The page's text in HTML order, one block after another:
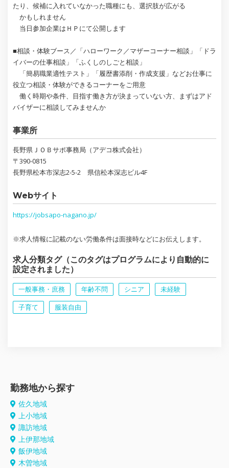
たり、候補に入れていなかった職種にも、選択肢が広がる
かもしれません
当日参加企業はＨＰにて公開します
■相談・体験ブース／「ハローワーク／マザーコーナー相談」「ドラ
イバーの仕事相談」「ふくしのしごと相談」
「簡易職業適性テスト」「履歴書添削・作成支援」などお仕事に
役立つ相談・体験ができるコーナーをご用意
働く時期や条件、目指す働き方が決まっていない方、まずはアド
バイザーに相談してみませんか
事業所
長野県ＪＯＢサポ事務局（アデコ株式会社）
〒390-0815
長野県松本市深志2-5-2 県信松本深志ビル4F
Webサイト
https://jobsapo-nagano.jp/
※求人情報に記載のない労働条件は面接時などにお伝えします。
求人分類タグ（このタグはプログラムにより自動的に
設定されました）
一般事務・庶務 年齢不問 シニア 未経験
子育て 服装自由
勤務地から探す
佐久地域
上小地域
諏訪地域
上伊那地域
飯伊地域
木曽地域